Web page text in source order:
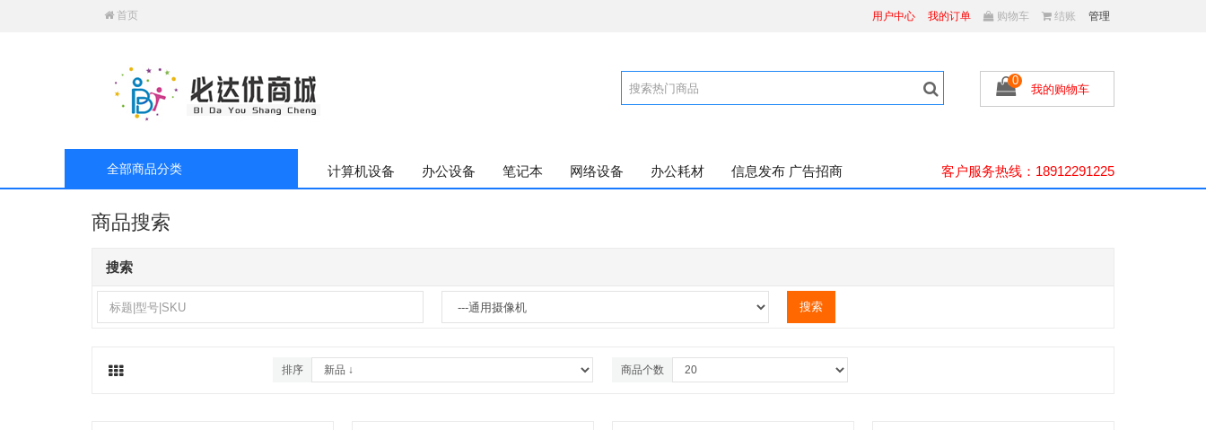
首页 用户中心 我的订单 购物车 结账 管理
0
我的购物车
全部商品分类 计算机设备 办公设备 笔记本 网络设备 办公耗材 信息发布 广告招商 客户服务热线：18912291225
商品搜索
搜索
排序 商品个数